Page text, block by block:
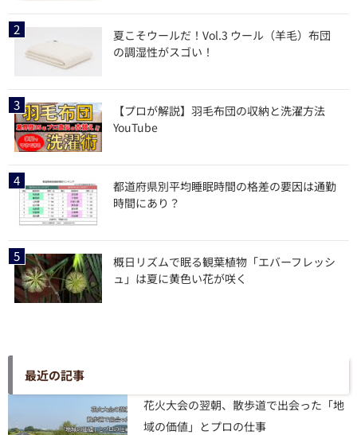
夏こそウールだ！Vol.3 ウール（羊毛）布団
の調湿性がスゴい！
【プロが解説】羽毛布団の収納と洗濯方法
YouTube
都道府県別平均睡眠時間の格差の要因は通勤
時間にあり？
概日リズムで眠る観葉植物「エバーフレッシ
ュ」は夏に黄色い花が咲く
最近の記事
花火大会の翌朝、散歩道で出会った「地
域の価値」とプロの仕事